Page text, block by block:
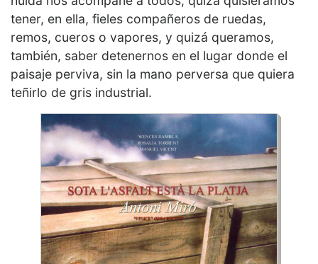
tener, en ella, fieles compañeros de ruedas,
remos, cueros o vapores, y quizá queramos,
también, saber detenernos en el lugar donde el
paisaje perviva, sin la mano perversa que quiera
teñirlo de gris industrial.